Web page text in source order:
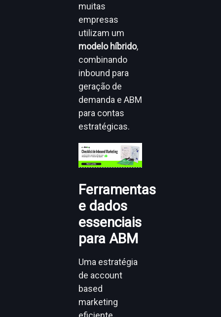
muitas
empresas
utilizam um
modelo híbrido,
combinando
inbound para
geração de
demanda e ABM
para contas
estratégicas.
Ferramentas
e dados
essenciais
para ABM
Uma estratégia
de account
based
marketing